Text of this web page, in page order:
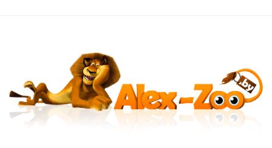
Селен (селенит
натрия)
0,2 мг/кг
Внимание стоимость доставки зависит от
суммы заказа.